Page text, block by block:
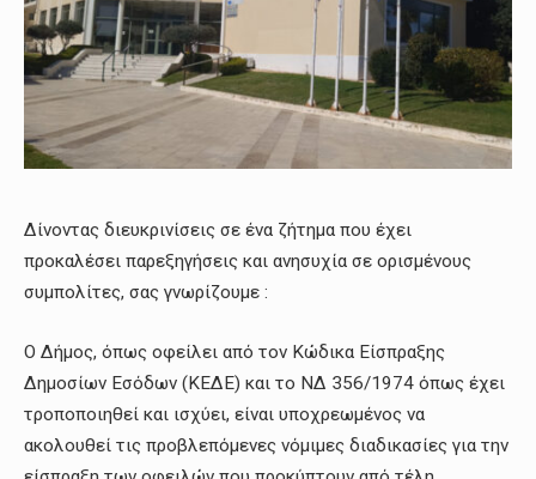
Δίνοντας διευκρινίσεις σε ένα ζήτημα που έχει
προκαλέσει παρεξηγήσεις και ανησυχία σε ορισμένους
συμπολίτες, σας γνωρίζουμε :
Ο Δήμος, όπως οφείλει από τον Κώδικα Είσπραξης
Δημοσίων Εσόδων (ΚΕΔΕ) και το ΝΔ 356/1974 όπως έχει
τροποποιηθεί και ισχύει, είναι υποχρεωμένος να
ακολουθεί τις προβλεπόμενες νόμιμες διαδικασίες για την